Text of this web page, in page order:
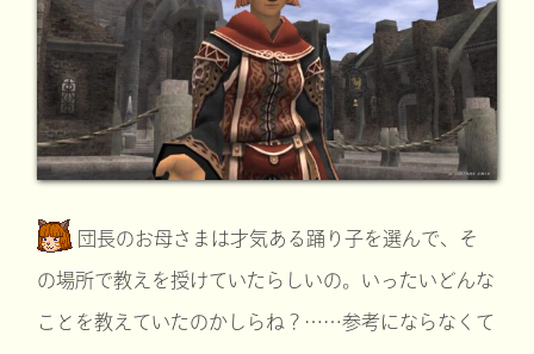
団長のお母さまは才気ある踊り子を選んで、そ
の場所で教えを授けていたらしいの。いったいどんな
ことを教えていたのかしらね？……参考にならなくて